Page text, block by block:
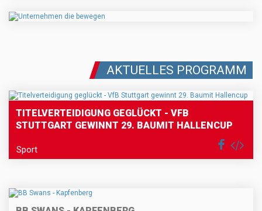
AKTUELLES PROGRAMM
TITELVERTEIDIGUNG GEGLÜCKT - VFB
STUTTGART GEWINNT 29. BAUMIT HALLENCUP
Sport